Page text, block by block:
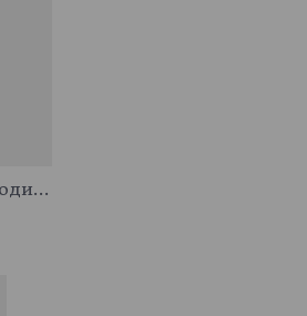
Универсальный пятновыводитель